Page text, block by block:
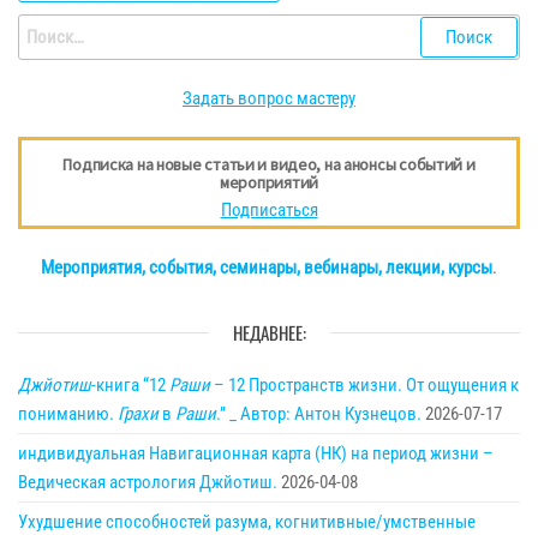
Найти:
Задать вопрос мастеру
Подписка на новые статьи и видео, на анонсы событий и
мероприятий
Подписаться
Мероприятия, события, семинары, вебинары, лекции, курсы.
НЕДАВНЕЕ:
Джйотиш-книга “12 Раши– 12 Пространств жизни. От ощущения к
пониманию. Грахив Раши.” _ Автор: Антон Кузнецов. 2026-07-17
индивидуальная Навигационная карта (НК) на период жизни –
Ведическая астрология Джйотиш. 2026-04-08
Ухудшение способностей разума, когнитивные/умственные